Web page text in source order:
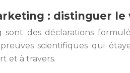
: distinguer le
sont des déclarations
scientifiques qui
et à travers.